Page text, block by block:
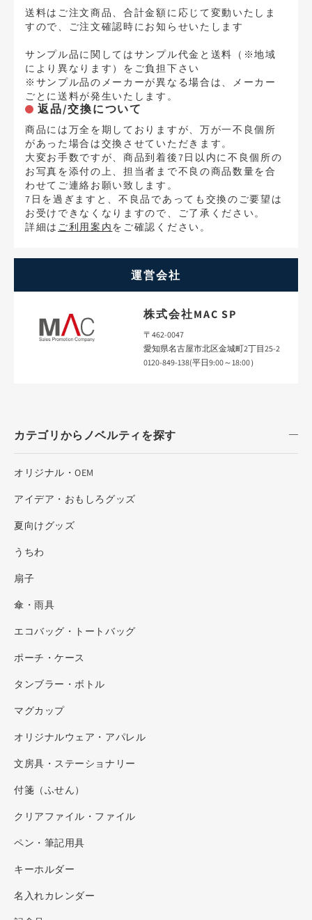
送料はご注文商品、合計金額に応じて変動いたしま
すので、ご注文確認時にお知らせいたします
サンプル品に関してはサンプル代金と送料（※地域
により異なります）をご負担下さい
※サンプル品のメーカーが異なる場合は、メーカー
ごとに送料が発生いたします。
返品/交換について
商品には万全を期しておりますが、万が一不良個所
があった場合は交換させていただきます。
大変お手数ですが、商品到着後7日以内に不良個所の
お写真を添付の上、担当者まで不良の商品数量を合
わせてご連絡お願い致します。
7日を過ぎますと、不良品であっても交換のご要望は
お受けできなくなりますので、ご了承ください。
詳細は ご利用案内をご確認ください。
運営会社
株式会社MAC SP
〒462-0047
愛知県名古屋市北区金城町2丁目25-2
0120-849-138(平日9:00～18:00）
カテゴリからノベルティを探す
オリジナル・OEM
アイデア・おもしろグッズ
夏向けグッズ
うちわ
扇子
傘・雨具
エコバッグ・トートバッグ
ポーチ・ケース
タンブラー・ボトル
マグカップ
オリジナルウェア・アパレル
文房具・ステーショナリー
付箋（ふせん）
クリアファイル・ファイル
ペン・筆記用具
キーホルダー
名入れカレンダー